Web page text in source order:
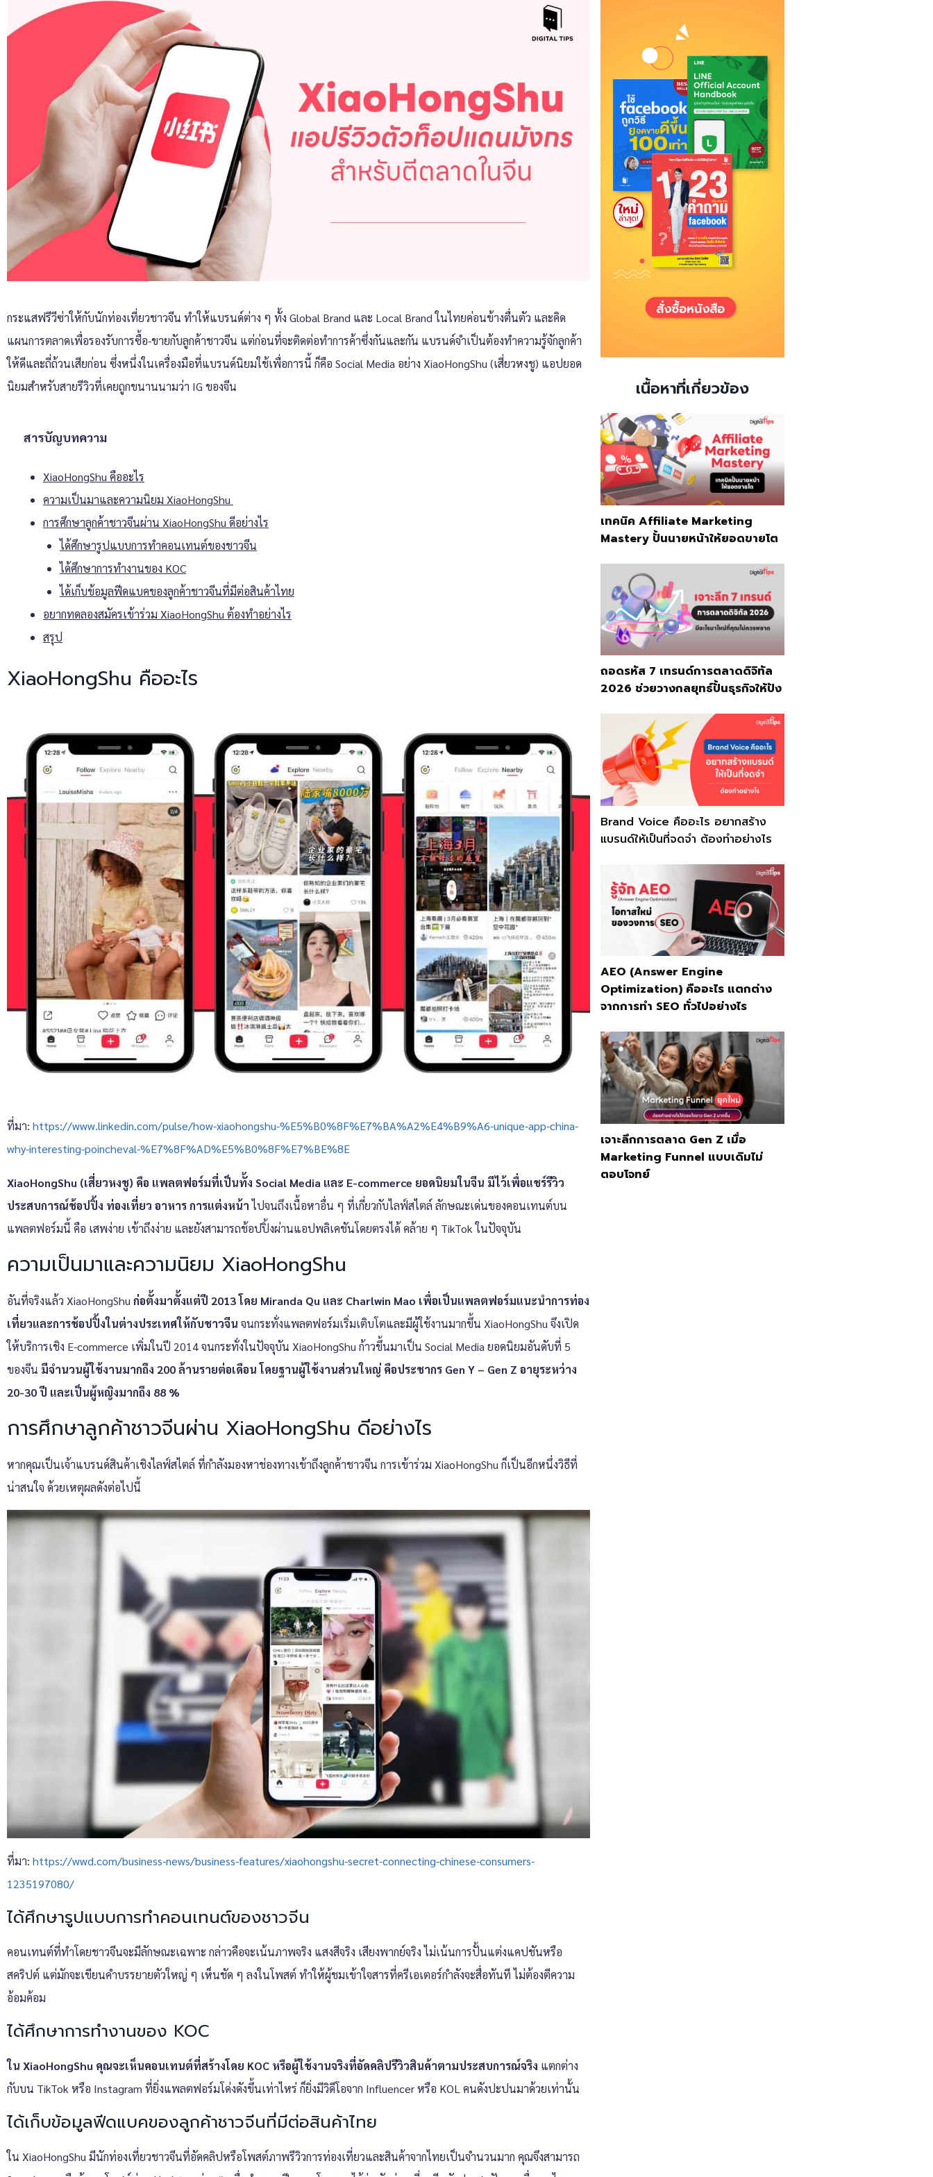
กระแสฟรีวีซ่าให้กับนักท่องเที่ยวชาวจีน ทำให้แบรนด์ต่าง ๆ ทั้ง Global Brand และ Local Brand ในไทยค่อนข้างตื่นตัว และคิด
แผนการตลาดเพื่อรองรับการซื้อ-ขายกับลูกค้าชาวจีน แต่ก่อนที่จะติดต่อทำการค้าซึ่งกันและกัน แบรนด์จำเป็นต้องทำความรู้จักลูกค้า
ให้ดีและถี่ถ้วนเสียก่อน ซึ่งหนึ่งในเครื่องมือที่แบรนด์นิยมใช้เพื่อการนี้ ก็คือ Social Media อย่าง XiaoHongShu (เสี่ยวหงชู) แอปยอด
นิยมสำหรับสายรีวิวที่เคยถูกขนานนามว่า IG ของจีน
สารบัญบทความ
XiaoHongShu คืออะไร
ความเป็นมาและความนิยม XiaoHongShu
การศึกษาลูกค้าชาวจีนผ่าน XiaoHongShu ดีอย่างไร
ได้ศึกษารูปแบบการทำคอนเทนต์ของชาวจีน
ได้ศึกษาการทำงานของ KOC
ได้เก็บข้อมูลฟีดแบคของลูกค้าชาวจีนที่มีต่อสินค้าไทย
อยากทดลองสมัครเข้าร่วม XiaoHongShu ต้องทำอย่างไร
สรุป
XiaoHongShu คืออะไร
ที่มา: https://www.linkedin.com/pulse/how-xiaohongshu-%E5%B0%8F%E7%BA%A2%E4%B9%A6-unique-app-china-
why-interesting-poincheval-%E7%8F%AD%E5%B0%8F%E7%BE%8E
XiaoHongShu (เสี่ยวหงชู) คือ แพลตฟอร์มที่เป็นทั้ง Social Media และ E-commerce ยอดนิยมในจีน มีไว้เพื่อแชร์รีวิว
ประสบการณ์ช้อปปิ้ง ท่องเที่ยว อาหาร การแต่งหน้าไปจนถึงเนื้อหาอื่น ๆ ที่เกี่ยวกับไลฟ์สไตล์ ลักษณะเด่นของคอนเทนต์บน
แพลตฟอร์มนี้ คือ เสพง่าย เข้าถึงง่าย และยังสามารถช้อปปิ้งผ่านแอปพลิเคชันโดยตรงได้ คล้าย ๆ TikTok ในปัจจุบัน
ความเป็นมาและความนิยม XiaoHongShu
อันที่จริงแล้ว XiaoHongShuก่อตั้งมาตั้งแต่ปี 2013 โดย Miranda Qu และ Charlwin Mao เพื่อเป็นแพลตฟอร์มแนะนำการท่อง
เที่ยวและการช้อปปิ้งในต่างประเทศให้กับชาวจีน จนกระทั่งแพลตฟอร์มเริ่มเติบโตและมีผู้ใช้งานมากขึ้น XiaoHongShu จึงเปิด
ให้บริการเชิง E-commerce เพิ่มในปี 2014 จนกระทั่งในปัจจุบัน XiaoHongShu ก้าวขึ้นมาเป็น Social Media ยอดนิยมอันดับที่ 5
ของจีน มีจำนวนผู้ใช้งานมากถึง 200 ล้านรายต่อเดือน โดยฐานผู้ใช้งานส่วนใหญ่ คือประชากร Gen Y – Gen Z อายุระหว่าง
20-30 ปี และเป็นผู้หญิงมากถึง 88 %
การศึกษาลูกค้าชาวจีนผ่าน XiaoHongShu ดีอย่างไร
หากคุณเป็นเจ้าแบรนด์สินค้าเชิงไลฟ์สไตล์ ที่กำลังมองหาช่องทางเข้าถึงลูกค้าชาวจีน การเข้าร่วม XiaoHongShu ก็เป็นอีกหนึ่งวิธีที่
น่าสนใจ ด้วยเหตุผลดังต่อไปนี้
ที่มา: https://wwd.com/business-news/business-features/xiaohongshu-secret-connecting-chinese-consumers-
1235197080/
ได้ศึกษารูปแบบการทำคอนเทนต์ของชาวจีน
คอนเทนต์ที่ทำโดยชาวจีนจะมีลักษณะเฉพาะ กล่าวคือจะเน้นภาพจริง แสงสีจริง เสียงพากย์จริง ไม่เน้นการปั้นแต่งแคปชันหรือ
สคริปต์ แต่มักจะเขียนคำบรรยายตัวใหญ่ ๆ เห็นชัด ๆ ลงในโพสต์ ทำให้ผู้ชมเข้าใจสารที่ครีเอเตอร์กำลังจะสื่อทันที ไม่ต้องตีความ
อ้อมค้อม
ได้ศึกษาการทำงานของ KOC
ใน XiaoHongShu คุณจะเห็นคอนเทนต์ที่สร้างโดย KOC หรือผู้ใช้งานจริงที่อัดคลิปรีวิวสินค้าตามประสบการณ์จริง แตกต่าง
กับบน TikTok หรือ Instagram ที่ยิ่งแพลตฟอร์มโด่งดังขึ้นเท่าไหร่ ก็ยิ่งมีวิดีโอจาก Influencer หรือ KOL คนดังปะปนมาด้วยเท่านั้น
ได้เก็บข้อมูลฟีดแบคของลูกค้าชาวจีนที่มีต่อสินค้าไทย
ใน XiaoHongShu มีนักท่องเที่ยวชาวจีนที่อัดคลิปหรือโพสต์ภาพรีวิวการท่องเที่ยวและสินค้าจากไทยเป็นจำนวนมาก คุณจึงสามารถ
เนื้อหาที่เกี่ยวข้อง
เทคนิค Affiliate Marketing
Mastery ปั้นนายหน้าให้ยอดขายโต
ถอดรหัส 7 เทรนด์การตลาดดิจิทัล
2026 ช่วยวางกลยุทธ์ปั้นธุรกิจให้ปัง
Brand Voice คืออะไร อยากสร้าง
แบรนด์ให้เป็นที่จดจำ ต้องทำอย่างไร
AEO (Answer Engine
Optimization) คืออะไร แตกต่าง
จากการทำ SEO ทั่วไปอย่างไร
เจาะลึกการตลาด Gen Z เมื่อ
Marketing Funnel แบบเดิมไม่
ตอบโจทย์